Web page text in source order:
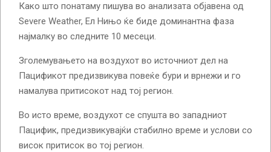
Како што понатаму пишува во анализата објавена од
Severe Weather, Ел Нињо ќе биде доминантна фаза
најмалку во следните 10 месеци.
Зголемувањето на воздухот во источниот дел на
Пацификот предизвикува повеќе бури и врнежи и го
намалува притисокот над тој регион.
Во исто време, воздухот се спушта во западниот
Пацифик, предизвикувајќи стабилно време и услови со
висок притисок во тој регион.